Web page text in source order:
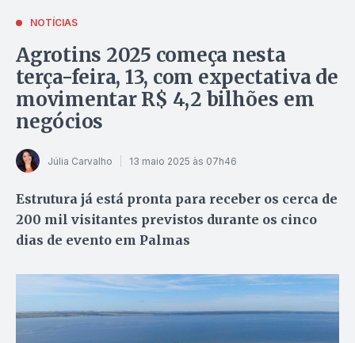
NOTÍCIAS
Agrotins 2025 começa nesta
terça-feira, 13, com expectativa de
movimentar R$ 4,2 bilhões em
negócios
Júlia Carvalho 13 maio 2025 às 07h46
Estrutura já está pronta para receber os cerca de
200 mil visitantes previstos durante os cinco
dias de evento em Palmas